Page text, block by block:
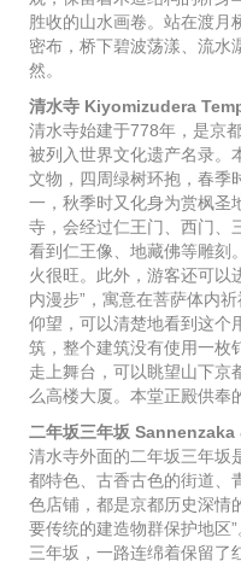
胜收的山水画卷。站在渡月
密布，桥下碧波荡漾、流水
然。
清水寺 Kiyomizudera
清水寺始建于778年，是京
被列入世界文化遗产名录。
文物，四周绿树环抱，春季
一，秋季时又化身为赏枫圣
寺，会经过仁王门、西门、
看到仁王像、地藏佛等雕刻
火很旺。此外，游客还可以
内漫步”，寓意在菩萨体内
仰望，可以清楚地看到这个
筑，整个建筑没有使用一枚
走上舞台，可以眺望山下京
么高楼大厦。本堂正殿供奉
二年坂三年坂
清水寺外面的二年坂三年坂
都特色、古香古色的街道、
色店铺，都是京都历史深情
要传统的建造物群保护地区
三年坂，一路连绵着保留了